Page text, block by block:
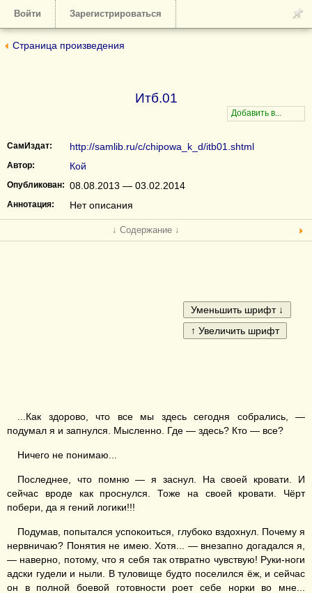
Войти Зарегистрироваться
Страница произведения
Итб.01
СамИздат: http://samlib.ru/c/chipowa_k_d/itb01.shtml
Автор: Кой
Опубликован: 08.08.2013 — 03.02.2014
Аннотация: Нет описания
↓ Содержание ↓
...Как здорово, что все мы здесь сегодня собрались, —
подумал я и запнулся. Мысленно. Где — здесь? Кто — все?
Ничего не понимаю...
Последнее, что помню — я заснул. На своей кровати. И
сейчас вроде как проснулся. Тоже на своей кровати. Чёрт
побери, да я гений логики!!!
Подумав, попытался успокоиться, глубоко вздохнул. Почему я
нервничаю? Понятия не имею. Хотя... — внезапно догадался я,
— наверно, потому, что я себя так отвратно чувствую! Руки-ноги
адски гудели и ныли. В туловище будто поселился ёж, и сейчас
он в полной боевой готовности роет себе норки во мне...